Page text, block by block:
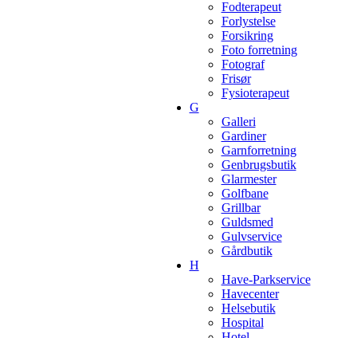
Fodterapeut
Forlystelse
Forsikring
Foto forretning
Fotograf
Frisør
Fysioterapeut
G
Galleri
Gardiner
Garnforretning
Genbrugsbutik
Glarmester
Golfbane
Grillbar
Guldsmed
Gulvservice
Gårdbutik
H
Have-Parkservice
Havecenter
Helsebutik
Hospital